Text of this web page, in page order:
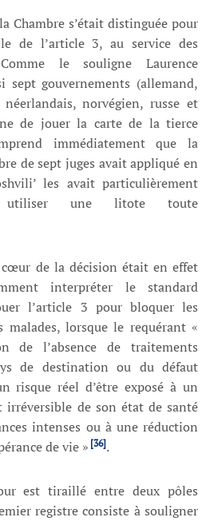
Chambre s’était distinguée pour
de l’article 3, au service des
le souligne Laurence
sept gouvernements (allemand,
norvégien, russe et
de jouer la carte de la tierce
immédiatement que la
de sept juges avait appliqué en
les avait particulièrement
utiliser une litote toute
cœur de la décision était en effet
interpréter le standard
l’article 3 pour bloquer les
malades, lorsque le requérant «
de l’absence de traitements
de destination ou du défaut
risque réel d’être exposé à un
irréversible de son état de santé
intenses ou à une réduction
de vie » [36].
est tiraillé entre deux pôles
registre consiste à souligner